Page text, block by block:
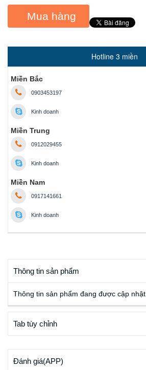
Mua hàng
Hotline 3 miền
Miền Bắc
0903453197
Kinh doanh
Miền Trung
0912029455
Kinh doanh
Miền Nam
0917141661
Kinh doanh
Thông tin sản phẩm
Thông tin sản phẩm đang được cập nhật
Tab tùy chỉnh
Đánh giá(APP)